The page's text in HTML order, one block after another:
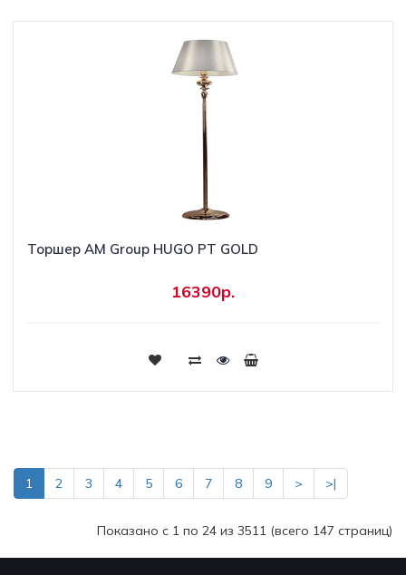
Торшер AM Group HUGO PT GOLD
16390р.
Купить
1 2 3 4 5 6 7 8 9 > >|
Показано с 1 по 24 из 3511 (всего 147 страниц)